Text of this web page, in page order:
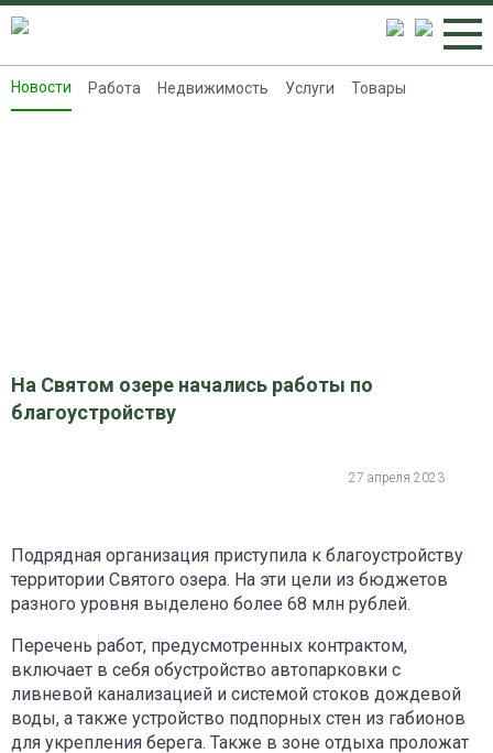
Новости
Новости Работа Недвижимость Услуги Товары
На Святом озере начались работы по
благоустройству
27 апреля 2023
Подрядная организация приступила к благоустройству
территории Святого озера. На эти цели из бюджетов
разного уровня выделено более 68 млн рублей.
Перечень работ, предусмотренных контрактом,
включает в себя обустройство автопарковки с
ливневой канализацией и системой стоков дождевой
воды, а также устройство подпорных стен из габионов
для укрепления берега. Также в зоне отдыха проложат